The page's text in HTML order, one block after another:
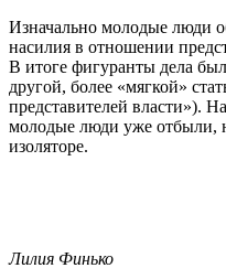
Изначально молодые люди
насилия в отношении
В итоге фигуранты дела
другой, более «мягкой»
представителей власти»).
молодые люди уже отбыли,
изоляторе.
Лилия Финько